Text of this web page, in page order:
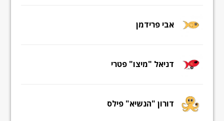
אבי פרידמן
דניאל "מיצו" פטרי
דורון "הנשיא" פילס